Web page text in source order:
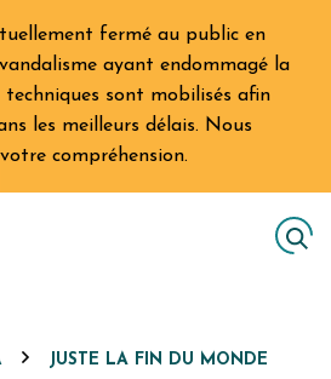
fermé au public en
ayant endommagé la
techniques sont mobilisés afin
les meilleurs délais. Nous
compréhension.
JUSTE LA FIN DU MONDE